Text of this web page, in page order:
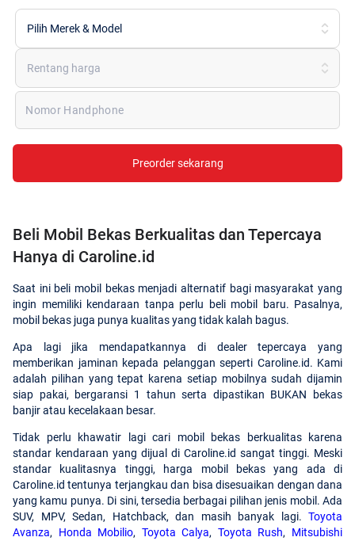
Pilih Merek & Model
Rentang harga
Nomor Handphone
Preorder sekarang
Beli Mobil Bekas Berkualitas dan Tepercaya
Hanya di Caroline.id
Saat ini beli mobil bekas menjadi alternatif bagi masyarakat yang
ingin memiliki kendaraan tanpa perlu beli mobil baru. Pasalnya,
mobil bekas juga punya kualitas yang tidak kalah bagus.
Apa lagi jika mendapatkannya di dealer tepercaya yang
memberikan jaminan kepada pelanggan seperti Caroline.id. Kami
adalah pilihan yang tepat karena setiap mobilnya sudah dijamin
siap pakai, bergaransi 1 tahun serta dipastikan BUKAN bekas
banjir atau kecelakaan besar.
Tidak perlu khawatir lagi cari mobil bekas berkualitas karena
standar kendaraan yang dijual di Caroline.id sangat tinggi. Meski
standar kualitasnya tinggi, harga mobil bekas yang ada di
Caroline.id tentunya terjangkau dan bisa disesuaikan dengan dana
yang kamu punya. Di sini, tersedia berbagai pilihan jenis mobil. Ada
SUV, MPV, Sedan, Hatchback, dan masih banyak lagi. Toyota
Avanza, Honda Mobilio, Toyota Calya, Toyota Rush, Mitsubishi